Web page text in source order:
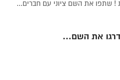
שתפו את השם ציוני עם חברים...
את השם...